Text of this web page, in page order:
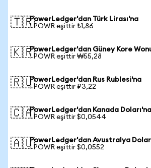
🇹🇷PowerLedger'dan Türk Lirası'na
1 POWR eşittir ₺1,86
🇰🇷PowerLedger'dan Güney Kore
1 POWR eşittir ₩55,28
🇷🇺PowerLedger'dan Rus Rublesi'na
1 POWR eşittir ₽3,22
🇨🇦PowerLedger'dan Kanada Doları'na
1 POWR eşittir $0,0544
🇦🇺PowerLedger'dan Avustralya
1 POWR eşittir $0,0552